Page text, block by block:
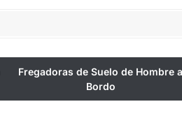
Fregadoras de Suelo de Hombre a
Bordo